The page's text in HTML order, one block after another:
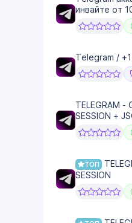
инвайте от
Telegram /
TELEGRAM
SESSION +
ТОП
SESSION